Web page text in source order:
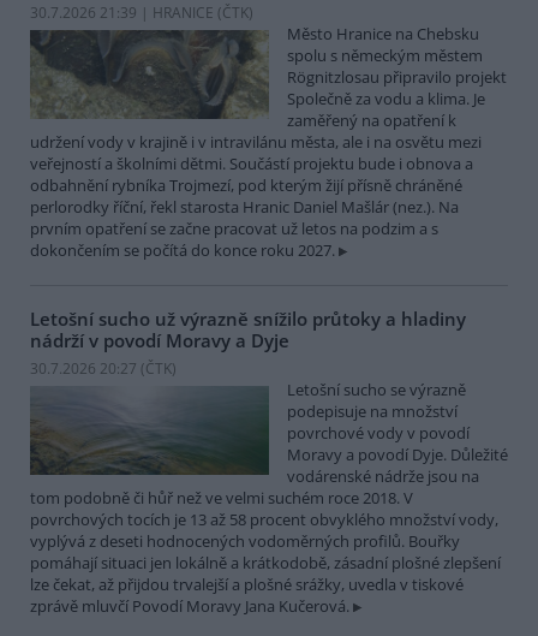
30.7.2026 21:39 | HRANICE (ČTK)
Město Hranice na Chebsku
spolu s německým městem
Rögnitzlosau připravilo projekt
Společně za vodu a klima. Je
zaměřený na opatření k
udržení vody v krajině i v intravilánu města, ale i na osvětu mezi
veřejností a školními dětmi. Součástí projektu bude i obnova a
odbahnění rybníka Trojmezí, pod kterým žijí přísně chráněné
perlorodky říční, řekl starosta Hranic Daniel Mašlár (nez.). Na
prvním opatření se začne pracovat už letos na podzim a s
dokončením se počítá do konce roku 2027.
Letošní sucho už výrazně snížilo průtoky a hladiny
nádrží v povodí Moravy a Dyje
30.7.2026 20:27 (ČTK)
Letošní sucho se výrazně
podepisuje na množství
povrchové vody v povodí
Moravy a povodí Dyje. Důležité
vodárenské nádrže jsou na
tom podobně či hůř než ve velmi suchém roce 2018. V
povrchových tocích je 13 až 58 procent obvyklého množství vody,
vyplývá z deseti hodnocených vodoměrných profilů. Bouřky
pomáhají situaci jen lokálně a krátkodobě, zásadní plošné zlepšení
lze čekat, až přijdou trvalejší a plošné srážky, uvedla v tiskové
zprávě mluvčí Povodí Moravy Jana Kučerová.